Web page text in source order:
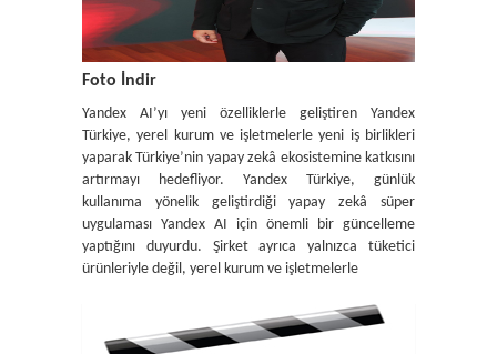
Foto İndir
Yandex AI’yı yeni özelliklerle geliştiren Yandex
Türkiye, yerel kurum ve işletmelerle yeni iş birlikleri
yaparak Türkiye’nin yapay zekâ ekosistemine katkısını
artırmayı hedefliyor. Yandex Türkiye, günlük
kullanıma yönelik geliştirdiği yapay zekâ süper
uygulaması Yandex AI için önemli bir güncelleme
yaptığını duyurdu. Şirket ayrıca yalnızca tüketici
ürünleriyle değil, yerel kurum ve işletmelerle